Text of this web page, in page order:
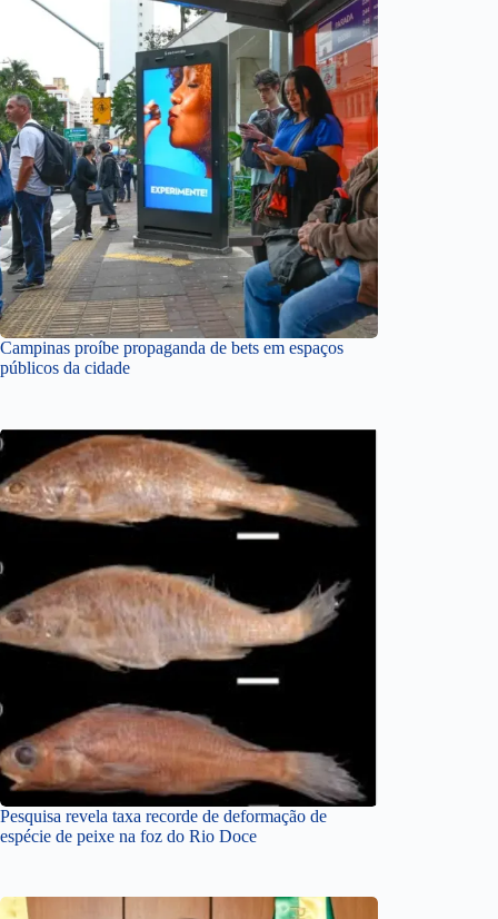
Campinas proíbe propaganda de bets em espaços
públicos da cidade
Pesquisa revela taxa recorde de deformação de
espécie de peixe na foz do Rio Doce